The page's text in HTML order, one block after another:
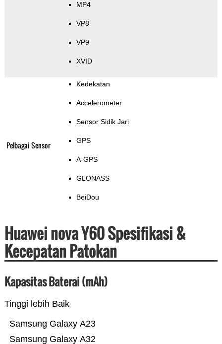
MP4
VP8
VP9
XVID
Pelbagai Sensor
Kedekatan
Accelerometer
Sensor Sidik Jari
GPS
A-GPS
GLONASS
BeiDou
Huawei nova Y60 Spesifikasi &
Kecepatan Patokan
Kapasitas Baterai (mAh)
Tinggi lebih Baik
Samsung Galaxy A32
Samsung Galaxy A23